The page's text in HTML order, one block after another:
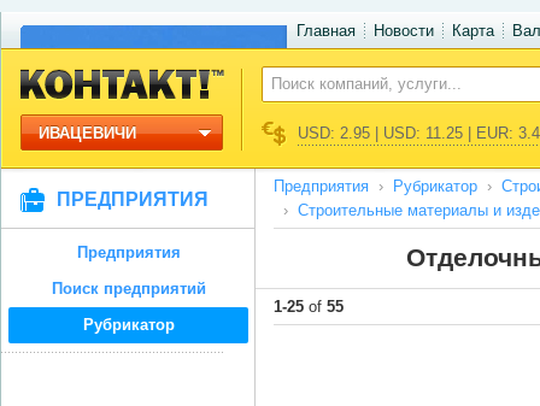
Главная Новости Карта
ИВАЦЕВИЧИ USD: 2.95 | USD: 11.25 | EUR:
ПРЕДПРИЯТИЯ
Предприятия
Поиск предприятий
Рубрикатор
Предприятия Рубрикатор
Строительные материалы и
1-25 of 55